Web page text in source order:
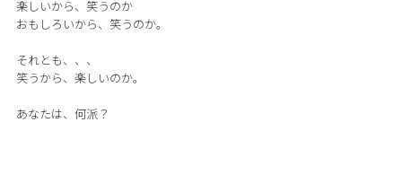
楽しいから、笑うのか
おもしろいから、笑うのか。
それとも、、、
笑うから、楽しいのか。
あなたは、何派？